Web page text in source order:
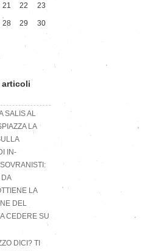
21 22 23
28 29 30
SALIS AL
LA
IN-
LA
DEL
CEDERE SU
DICI? TI